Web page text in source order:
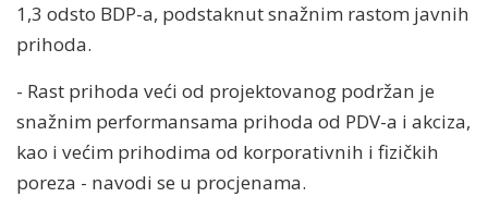
1,3 odsto BDP-a, podstaknut snažnim rastom javnih
prihoda.
- Rast prihoda veći od projektovanog podržan je
snažnim performansama prihoda od PDV-a i akciza,
kao i većim prihodima od korporativnih i fizičkih
poreza - navodi se u procjenama.